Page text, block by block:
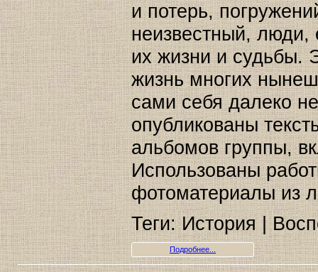
и потерь,
неизвестный, люди,
их жизни и судьбы.
жизнь многих
сами себя далеко
опубликованы
альбомов группы,
Использованы
фотоматериалы из
Теги: История |
Подробнее...